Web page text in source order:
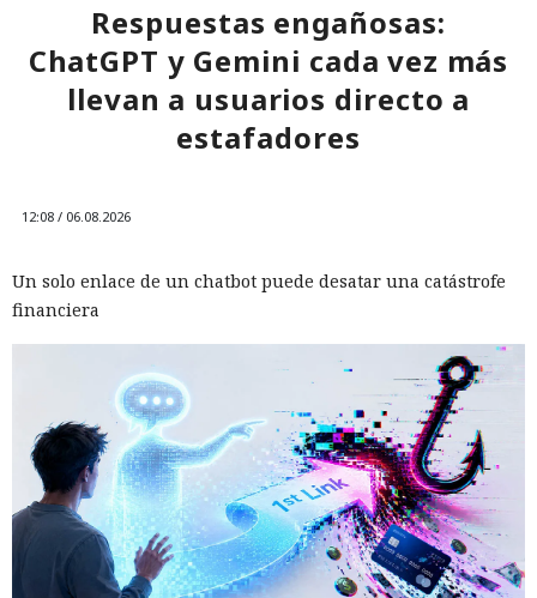
Respuestas engañosas:
ChatGPT y Gemini cada vez más
llevan a usuarios directo a
estafadores
12:08 / 06.08.2026
Un solo enlace de un chatbot puede desatar una catástrofe
financiera